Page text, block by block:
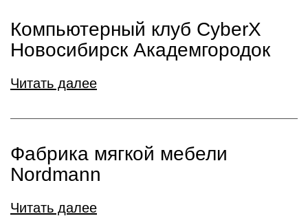
Компьютерный клуб CyberX
Новосибирск Академгородок
Читать далее
Фабрика мягкой мебели
Nordmann
Читать далее